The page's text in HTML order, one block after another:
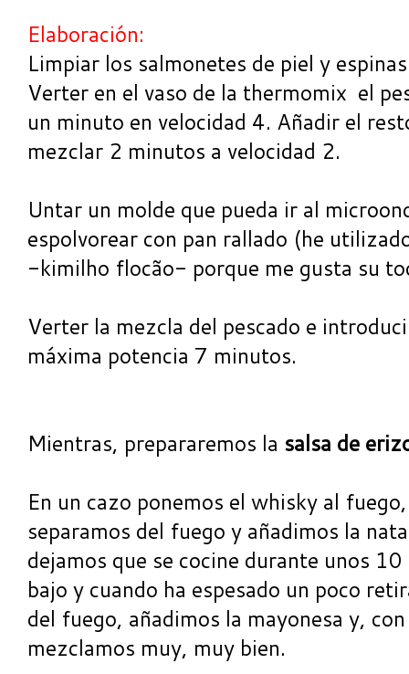
Elaboración:
Limpiar los salmonetes de piel y
Verter en el vaso de la thermomix el
un minuto en velocidad 4. Añadir el
mezclar 2 minutos a velocidad 2.
Untar un molde que pueda ir al
espolvorear con pan rallado (he
-kimilho flocão- porque me gusta su
Verter la mezcla del pescado e
máxima potencia 7 minutos.
Mientras, prepararemos la salsa de
En un cazo ponemos el whisky al
separamos del fuego y añadimos la
dejamos que se cocine durante unos
bajo y cuando ha espesado un poco
del fuego, añadimos la mayonesa y,
mezclamos muy, muy bien.